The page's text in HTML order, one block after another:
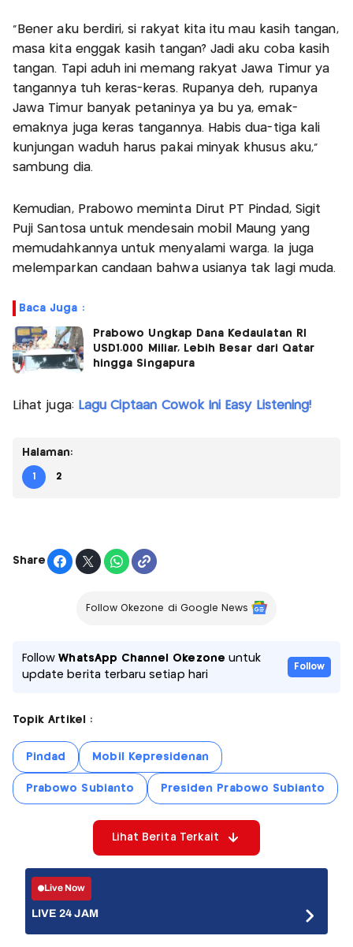
“Bener aku berdiri, si rakyat kita itu mau kasih tangan,
masa kita enggak kasih tangan? Jadi aku coba kasih
tangan. Tapi aduh ini memang rakyat Jawa Timur ya
tangannya tuh keras-keras. Rupanya deh, rupanya
Jawa Timur banyak petaninya ya bu ya, emak-
emaknya juga keras tangannya. Habis dua-tiga kali
kunjungan waduh harus pakai minyak khusus aku,”
sambung dia.
Kemudian, Prabowo meminta Dirut PT Pindad, Sigit
Puji Santosa untuk mendesain mobil Maung yang
memudahkannya untuk menyalami warga. Ia juga
melemparkan candaan bahwa usianya tak lagi muda.
Baca Juga :
Prabowo Ungkap Dana Kedaulatan RI
USD1.000 Miliar, Lebih Besar dari Qatar
hingga Singapura
Lihat juga: Lagu Ciptaan Cowok Ini Easy Listening!
Halaman:
1 2
Share
Follow Okezone di Google News
FollowWhatsApp Channel Okezone untuk
update berita terbaru setiap hari
Follow
Topik Artikel :
Pindad Mobil Kepresidenan
Prabowo Subianto Presiden Prabowo Subianto
Lihat Berita Terkait
Live Now
LIVE 24 JAM